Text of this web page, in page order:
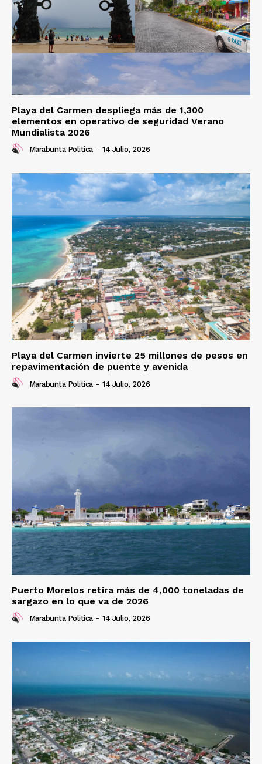
Playa del Carmen despliega más de 1,300
elementos en operativo de seguridad Verano
Mundialista 2026
Marabunta Politica - 14 Julio, 2026
Playa del Carmen invierte 25 millones de pesos en
repavimentación de puente y avenida
Marabunta Politica - 14 Julio, 2026
Puerto Morelos retira más de 4,000 toneladas de
sargazo en lo que va de 2026
Marabunta Politica - 14 Julio, 2026